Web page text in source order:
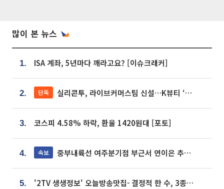
많이 본 뉴스
1. ISA 계좌, 5년마다 깨라고요? [이슈크래커]
2. 단독 실리콘투, 라이브커머스팀 신설…K뷰티 ‘글로벌 판매망’ 확대[K뷰티 라방戰]
3. 코스피 4.58% 하락, 환율 1420원대 [포토]
4. 속보 중부내륙선 여주분기점 부근서 연이은 추돌사고 발생
5. '2TV 생생정보' 오늘방송맛집- 결정적 한 수, 3종 메밀면! 메밀 소바 맛집 '의○○○○'